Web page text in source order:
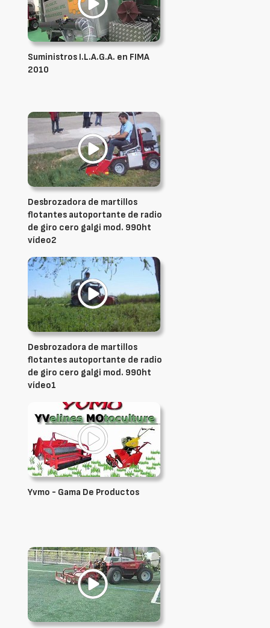
Suministros I.L.A.G.A. en FIMA
2010
Desbrozadora de martillos
flotantes autoportante de radio
de giro cero galgi mod. 990ht
vídeo2
Desbrozadora de martillos
flotantes autoportante de radio
de giro cero galgi mod. 990ht
vídeo1
Yvmo - Gama De Productos